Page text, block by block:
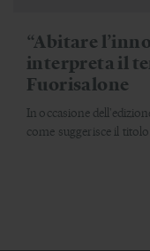
“Abitare
interpreta il
Fuorisalone
In occasione
come suggerisce il